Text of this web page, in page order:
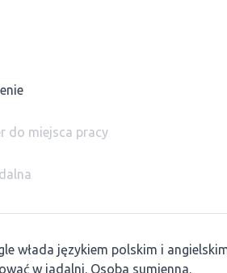
do miejsca pracy
włada językiem polskim i
w jadalni. Osoba sumienna.